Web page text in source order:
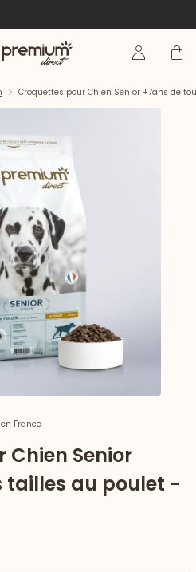
Se Panier
Croquettes pour Chien Senior +7ans de
France
Senior
tailles au poulet -